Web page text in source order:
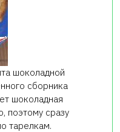
шоколадной
сборника
шоколадная
поэтому сразу
тарелкам.